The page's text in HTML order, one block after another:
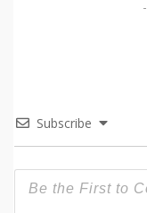
Subscribe